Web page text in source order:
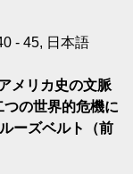
- 45, 日本語
メリカ史の文脈
の世界的危機に
ーズベルト（前